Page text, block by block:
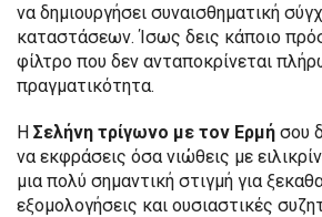
να δημιουργήσει συναισθηματική
καταστάσεων. Ίσως δεις κάποιο
φίλτρο που δεν ανταποκρίνεται
πραγματικότητα.
Η Σελήνη τρίγωνο με τον Ερμή σου
να εκφράσεις όσα νιώθεις με
μια πολύ σημαντική στιγμή για
εξομολογήσεις και ουσιαστικές